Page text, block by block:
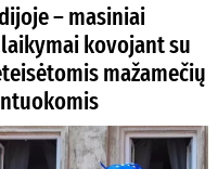
– masiniai
kovojant su
mažamečių